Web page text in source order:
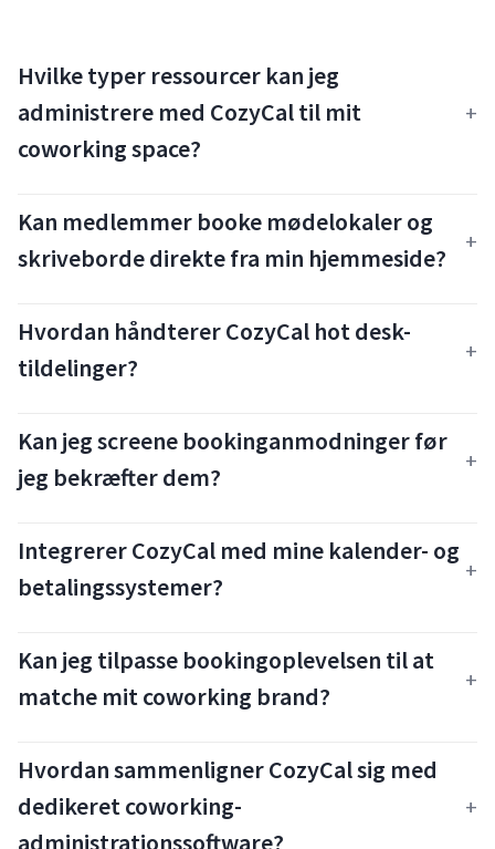
Hvilke typer ressourcer kan jeg
administrere med CozyCal til mit
coworking space?
Kan medlemmer booke mødelokaler og
skriveborde direkte fra min hjemmeside?
Hvordan håndterer CozyCal hot desk-
tildelinger?
Kan jeg screene bookinganmodninger før
jeg bekræfter dem?
Integrerer CozyCal med mine kalender- og
betalingssystemer?
Kan jeg tilpasse bookingoplevelsen til at
matche mit coworking brand?
Hvordan sammenligner CozyCal sig med
dedikeret coworking-
administrationssoftware?